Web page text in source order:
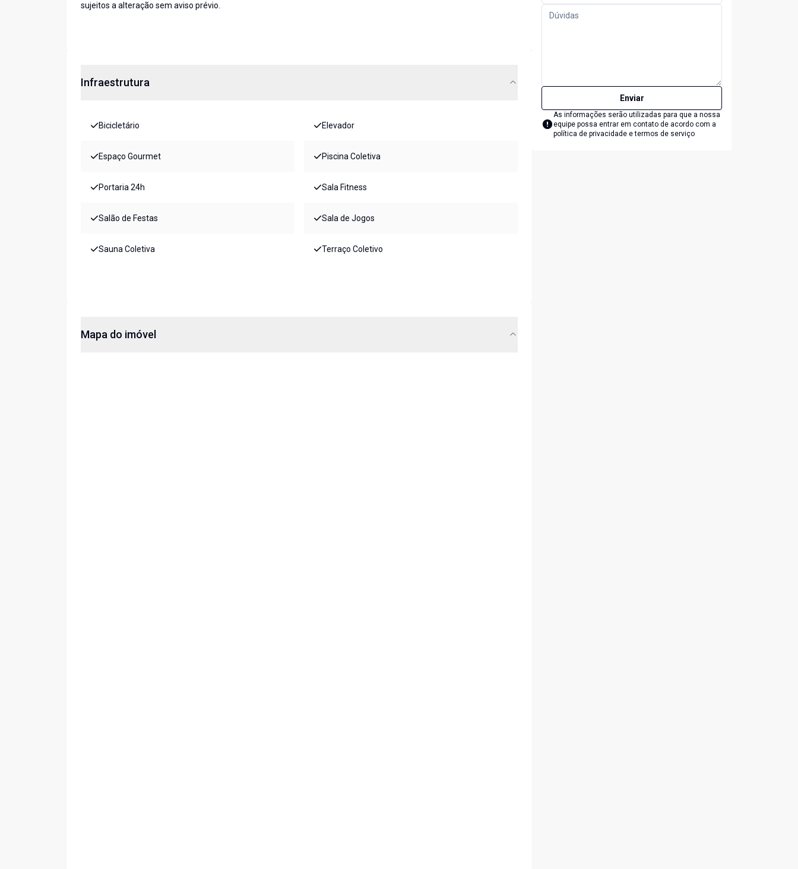
sujeitos a alteração sem aviso prévio.
Infraestrutura
Bicicletário Elevador
Espaço Gourmet Piscina Coletiva
Portaria 24h Sala Fitness
Salão de Festas Sala de Jogos
Sauna Coletiva Terraço Coletivo
Mapa do imóvel
Enviar
As informações serão utilizadas para que a nossa
equipe possa entrar em contato de acordo com a
política de privacidade e termos de serviço